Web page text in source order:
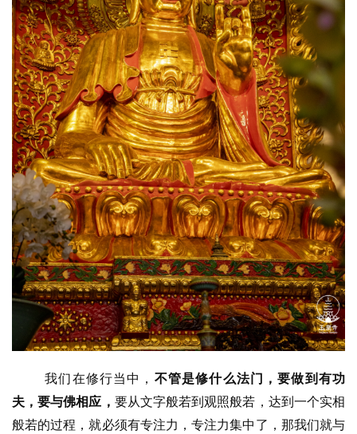
我们在修行当中， 不管是修什么法门，要做到有功
夫，要与佛相应， 要从文字般若到观照般若，达到一个实相
般若的过程，就必须有专注力，专注力集中了，那我们就与